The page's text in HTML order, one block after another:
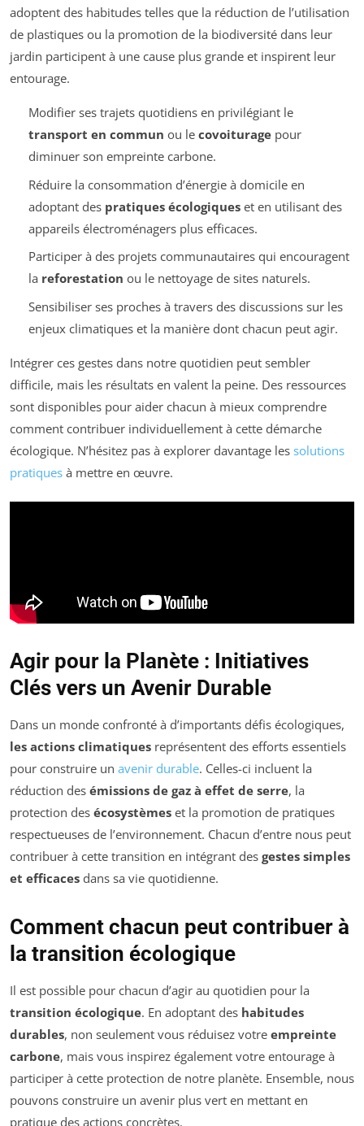
adoptent des habitudes telles que la réduction de l’utilisation
de plastiques ou la promotion de la biodiversité dans leur
jardin participent à une cause plus grande et inspirent leur
entourage.
Modifier ses trajets quotidiens en privilégiant le
transport en commun ou le covoituragepour
diminuer son empreinte carbone.
Réduire la consommation d’énergie à domicile en
adoptant des pratiques écologiqueset en utilisant des
appareils électroménagers plus efficaces.
Participer à des projets communautaires qui encouragent
la reforestation ou le nettoyage de sites naturels.
Sensibiliser ses proches à travers des discussions sur les
enjeux climatiques et la manière dont chacun peut agir.
Intégrer ces gestes dans notre quotidien peut sembler
difficile, mais les résultats en valent la peine. Des ressources
sont disponibles pour aider chacun à mieux comprendre
comment contribuer individuellement à cette démarche
écologique. N’hésitez pas à explorer davantage les solutions
pratiques à mettre en œuvre.
Agir pour la Planète : Initiatives
Clés vers un Avenir Durable
Dans un monde confronté à d’importants défis écologiques,
les actions climatiques représentent des efforts essentiels
pour construire un avenir durable. Celles-ci incluent la
réduction des émissions de gaz à effet de serre, la
protection des écosystèmes et la promotion de pratiques
respectueuses de l’environnement. Chacun d’entre nous peut
contribuer à cette transition en intégrant des gestes simples
et efficaces dans sa vie quotidienne.
Comment chacun peut contribuer à
la transition écologique
Il est possible pour chacun d’agir au quotidien pour la
transition écologique. En adoptant des habitudes
durables, non seulement vous réduisez votre empreinte
carbone, mais vous inspirez également votre entourage à
participer à cette protection de notre planète. Ensemble, nous
pouvons construire un avenir plus vert en mettant en
pratique des actions concrètes.